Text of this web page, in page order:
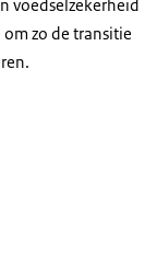
voedselzekerheid
zo de transitie